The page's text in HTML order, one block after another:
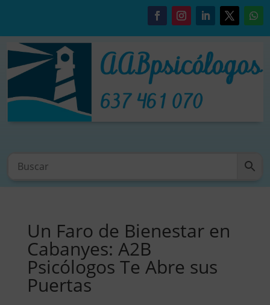
Un Faro de Bienestar en
Cabanyes: A2B
Psicólogos Te Abre sus
Puertas